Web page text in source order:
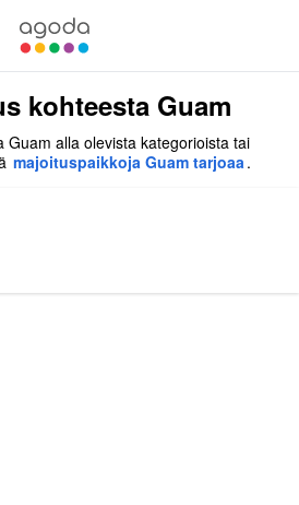
kohteesta Guam
Guam alla olevista kategorioista tai
majoituspaikkoja Guam tarjoaa .